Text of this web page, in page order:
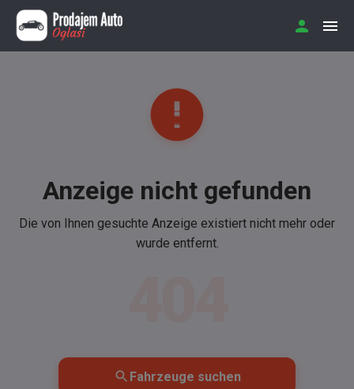
Anzeige nicht gefunden
Die von Ihnen gesuchte Anzeige existiert nicht mehr oder
wurde entfernt.
Fahrzeuge suchen